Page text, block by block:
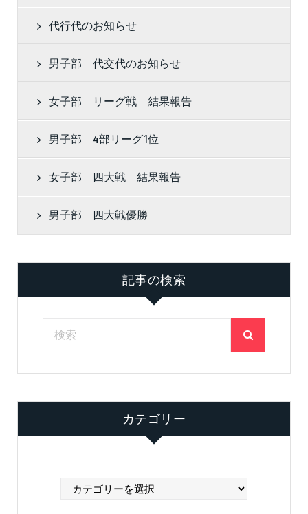
代行代のお知らせ
男子部 代交代のお知らせ
女子部 リーグ戦 結果報告
男子部 4部リーグ1位
女子部 四大戦 結果報告
男子部 四大戦優勝
記事の検索
カテゴリー
カ